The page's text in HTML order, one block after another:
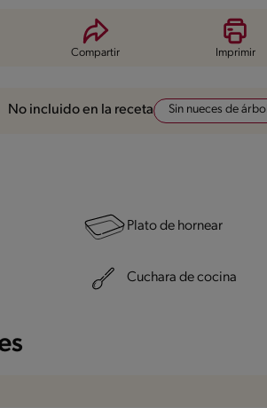
Compartir Imprimir
No incluido en la receta Sin nueces de árbol
Plato de hornear
Cuchara de cocina